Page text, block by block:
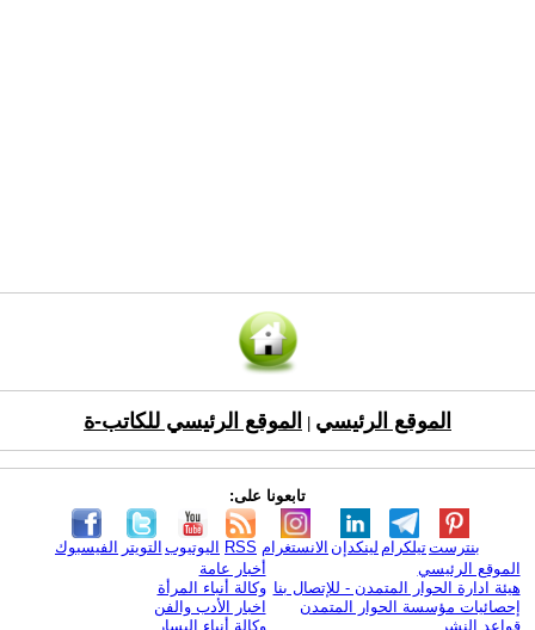
الموقع الرئيسي الموقع الرئيسي للكاتب-ة
تابعونا على:
الفيسبوك التويتر اليوتيوب RSS الانستغرام لينكدإن تيلكرامبنترست
الموقع الرئيسي
هيئة ادارة الحوار المتمدن - للإتصال بنا
إحصائيات مؤسسة الحوار المتمدن
قواعد النشر
أخبار عامة
وكالة أنباء المرأة
اخبار الأدب والفن
وكالة أنباء اليسار